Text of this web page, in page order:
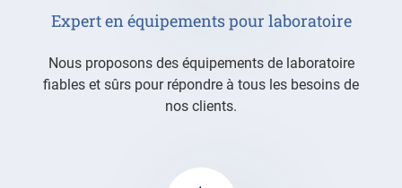
Expert en équipements pour laboratoire
Nous proposons des équipements de laboratoire
fiables et sûrs pour répondre à tous les besoins de
nos clients.